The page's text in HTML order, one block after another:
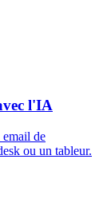
l'IA
de
ou un tableur.